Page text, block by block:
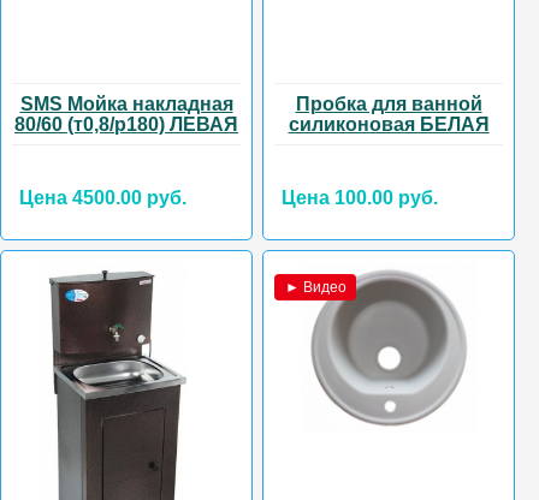
SMS Мойка накладная
80/60 (т0,8/р180) ЛЕВАЯ
Цена 4500.00 руб.
Пробка для ванной
силиконовая БЕЛАЯ
Цена 100.00 руб.
► Видео